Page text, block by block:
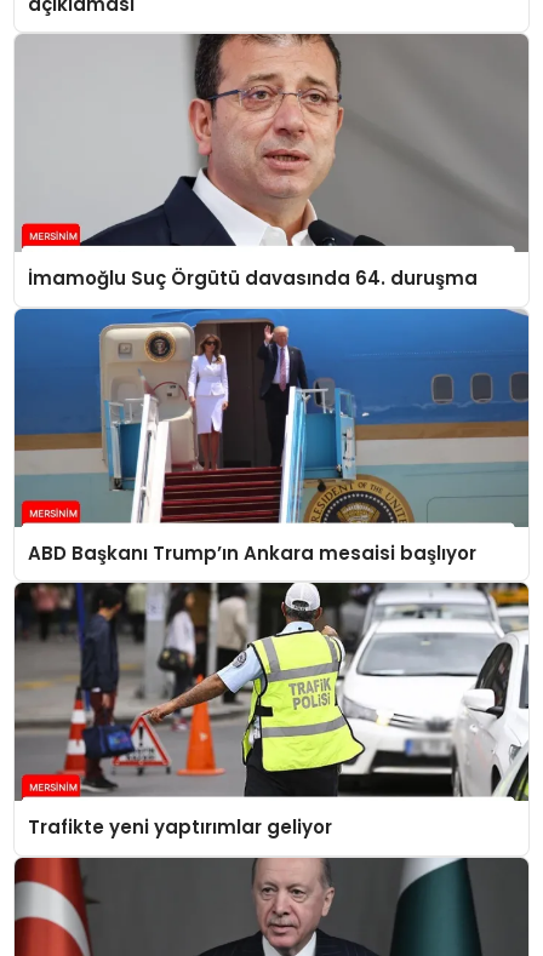
İmamoğlu Suç Örgütü davasında 64. duruşma
ABD Başkanı Trump’ın Ankara mesaisi başlıyor
Trafikte yeni yaptırımlar geliyor